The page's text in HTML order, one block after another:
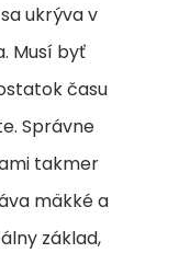
ukrýva v
Musí byť
času
Správne
takmer
mäkké a
základ,